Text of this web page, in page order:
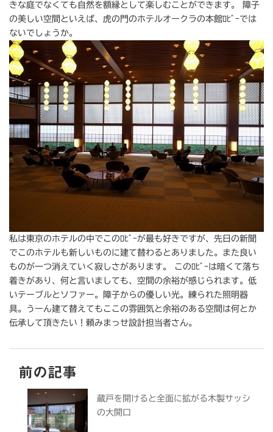
きな庭でなくても自然を額縁として楽しむことができます。 障子
の美しい空間といえば、虎の門のホテルオークラの本館ﾛﾋﾞｰでは
ないでしょうか。
私は東京のホテルの中でこのﾛﾋﾞｰが最も好きですが、先日の新聞
でこのホテルも新しいものに建て替わるとありました。また良い
ものが一つ消えていく寂しさがあります。 このﾛﾋﾞｰは暗くて落ち
着きがあり、何と言いましても、空間の余裕が感じられます。低
いテーブルとソファー。障子からの優しい光。練られた照明器
具。うーん建て替えてもここの雰囲気と余裕のある空間は何とか
伝承して頂きたい！頼みまっせ設計担当者さん。
前の記事
蔵戸を開けると全面に拡がる木製サッシ
の大開口